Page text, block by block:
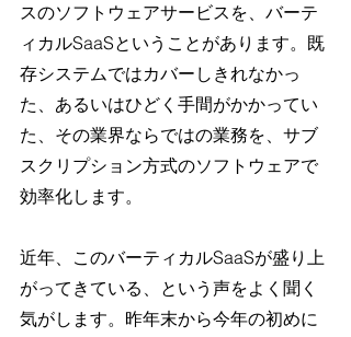
スのソフトウェアサービスを、バーテ
ィカルSaaSということがあります。既
存システムではカバーしきれなかっ
た、あるいはひどく手間がかかってい
た、その業界ならではの業務を、サブ
スクリプション方式のソフトウェアで
効率化します。
近年、このバーティカルSaaSが盛り上
がってきている、という声をよく聞く
気がします。昨年末から今年の初めに